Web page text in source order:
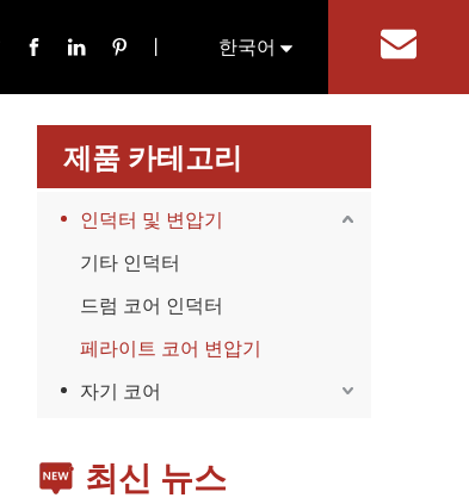
丨 한국어
English
제품 카테고리
인덕터 및 변압기
기타 인덕터
드럼 코어 인덕터
페라이트 코어 변압기
자기 코어
최신 뉴스
가전제품
스마트폰, 태블릿, 웨어러블 기기 등 가전제품이 확